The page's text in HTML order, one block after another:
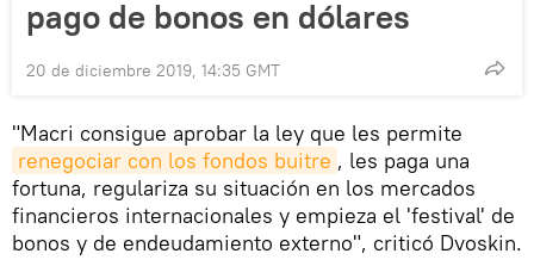
pago de bonos en dólares
20 de diciembre 2019, 14:35 GMT
"Macri consigue aprobar la ley que les permite
renegociar con los fondos buitre , les paga una
fortuna, regulariza su situación en los mercados
financieros internacionales y empieza el 'festival' de
bonos y de endeudamiento externo", criticó Dvoskin.